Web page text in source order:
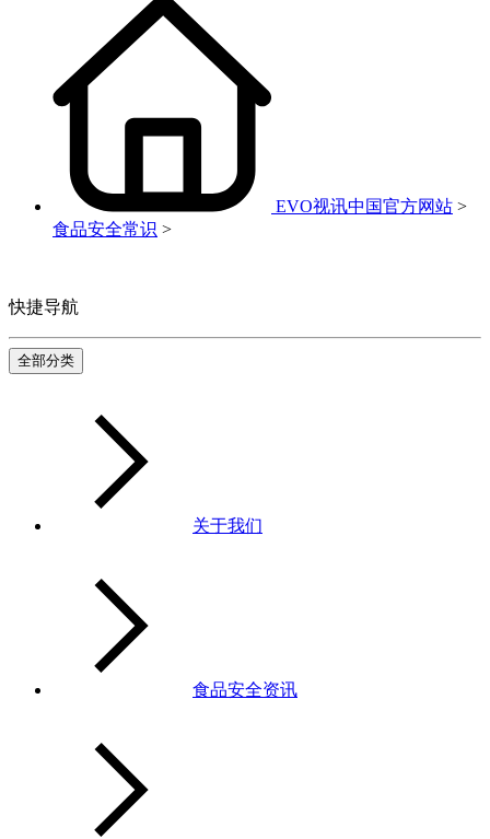
EVO视讯中国官方网站 >
食品安全常识 >
快捷导航
全部分类
关于我们
食品安全资讯